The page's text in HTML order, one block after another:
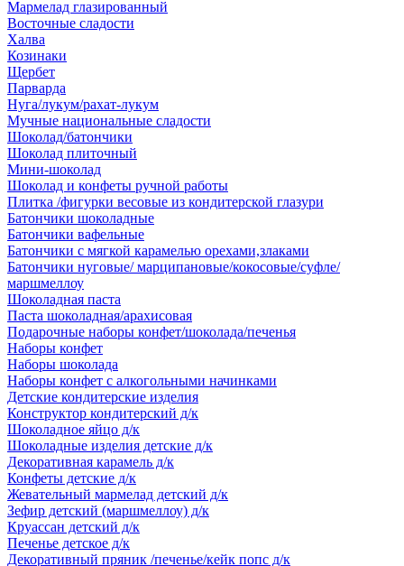
Мармелад глазированный
Восточные сладости
Халва
Козинаки
Щербет
Парварда
Нуга/лукум/рахат-лукум
Мучные национальные сладости
Шоколад/батончики
Шоколад плиточный
Мини-шоколад
Шоколад и конфеты ручной работы
Плитка /фигурки весовые из кондитерской глазури
Батончики шоколадные
Батончики вафельные
Батончики с мягкой карамелью орехами,злаками
Батончики нуговые/ марципановые/кокосовые/суфле/
маршмеллоу
Шоколадная паста
Паста шоколадная/арахисовая
Подарочные наборы конфет/шоколада/печенья
Наборы конфет
Наборы шоколада
Наборы конфет с алкогольными начинками
Детские кондитерские изделия
Конструктор кондитерский д/к
Шоколадное яйцо д/к
Шоколадные изделия детские д/к
Декоративная карамель д/к
Конфеты детские д/к
Жевательный мармелад детский д/к
Зефир детский (маршмеллоу) д/к
Круассан детский д/к
Печенье детское д/к
Декоративный пряник /печенье/кейк попс д/к